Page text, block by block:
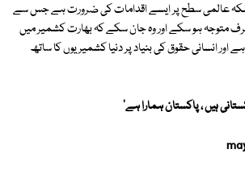
عالمی سطح پر ایسے اقدامات کی ضرورت ہے جس سے
متوجہ ہو سکے اور وہ جان سکے کہ بھارت کشمیر میں
انسانی حقوق کی بنیاد پر دنیا کشمیریوں کا ساتھ
ہیں ، پاکستان ہمارا ہے'